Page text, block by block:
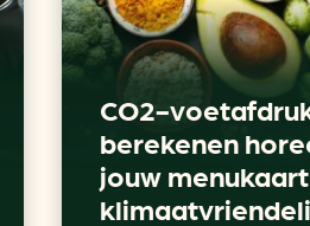
CO2-
berekenen
jouw menukaart